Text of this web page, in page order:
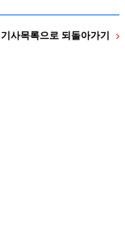
기사목록으로 되돌아가기